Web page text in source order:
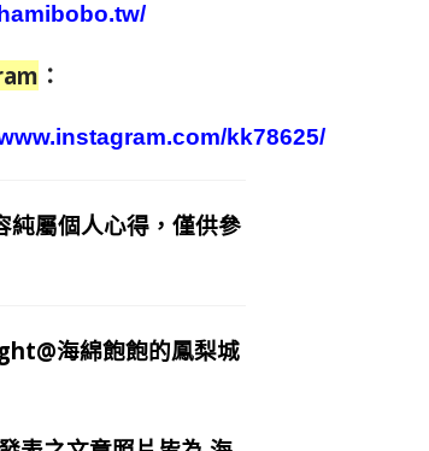
：
kk78625/
純屬個人心得，僅供參
海綿飽飽的鳳梨城